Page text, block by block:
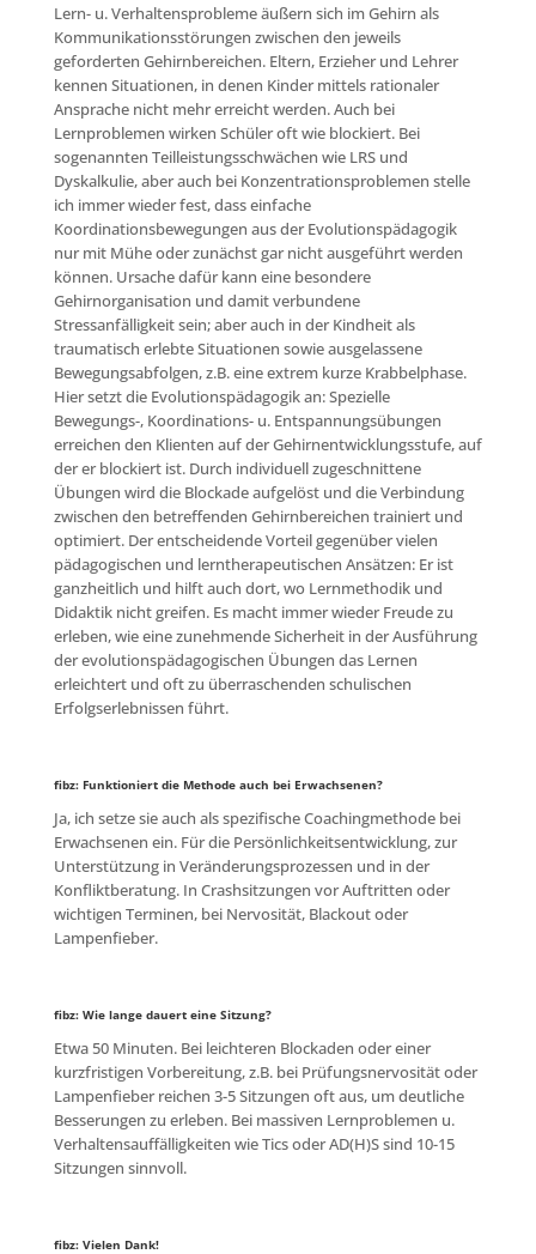
Lern- u. Verhaltensprobleme äußern sich im Gehirn als
Kommunikationsstörungen zwischen den jeweils
geforderten Gehirnbereichen. Eltern, Erzieher und Lehrer
kennen Situationen, in denen Kinder mittels rationaler
Ansprache nicht mehr erreicht werden. Auch bei
Lernproblemen wirken Schüler oft wie blockiert. Bei
sogenannten Teilleistungsschwächen wie LRS und
Dyskalkulie, aber auch bei Konzentrationsproblemen stelle
ich immer wieder fest, dass einfache
Koordinationsbewegungen aus der Evolutionspädagogik
nur mit Mühe oder zunächst gar nicht ausgeführt werden
können. Ursache dafür kann eine besondere
Gehirnorganisation und damit verbundene
Stressanfälligkeit sein; aber auch in der Kindheit als
traumatisch erlebte Situationen sowie ausgelassene
Bewegungsabfolgen, z.B. eine extrem kurze Krabbelphase.
Hier setzt die Evolutionspädagogik an: Spezielle
Bewegungs-, Koordinations- u. Entspannungsübungen
erreichen den Klienten auf der Gehirnentwicklungsstufe, auf
der er blockiert ist. Durch individuell zugeschnittene
Übungen wird die Blockade aufgelöst und die Verbindung
zwischen den betreffenden Gehirnbereichen trainiert und
optimiert. Der entscheidende Vorteil gegenüber vielen
pädagogischen und lerntherapeutischen Ansätzen: Er ist
ganzheitlich und hilft auch dort, wo Lernmethodik und
Didaktik nicht greifen. Es macht immer wieder Freude zu
erleben, wie eine zunehmende Sicherheit in der Ausführung
der evolutionspädagogischen Übungen das Lernen
erleichtert und oft zu überraschenden schulischen
Erfolgserlebnissen führt.
fibz: Funktioniert die Methode auch bei Erwachsenen?
Ja, ich setze sie auch als spezifische Coachingmethode bei
Erwachsenen ein. Für die Persönlichkeitsentwicklung, zur
Unterstützung in Veränderungsprozessen und in der
Konfliktberatung. In Crashsitzungen vor Auftritten oder
wichtigen Terminen, bei Nervosität, Blackout oder
Lampenfieber.
fibz: Wie lange dauert eine Sitzung?
Etwa 50 Minuten. Bei leichteren Blockaden oder einer
kurzfristigen Vorbereitung, z.B. bei Prüfungsnervosität oder
Lampenfieber reichen 3-5 Sitzungen oft aus, um deutliche
Besserungen zu erleben. Bei massiven Lernproblemen u.
Verhaltensauffälligkeiten wie Tics oder AD(H)S sind 10-15
Sitzungen sinnvoll.
fibz: Vielen Dank!